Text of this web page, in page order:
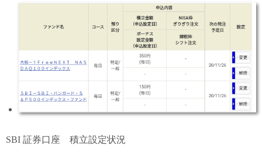
SBI 証券口座 積立設定状況